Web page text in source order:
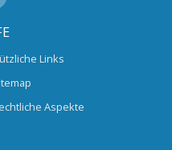
Links
Aspekte